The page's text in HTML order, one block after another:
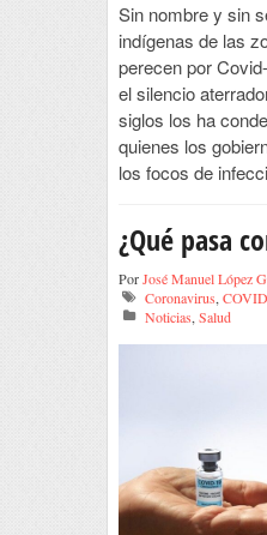
Sin nombre y sin
indígenas de las
perecen por
el silencio
siglos los ha
quienes los
los focos de
¿Qué pasa
PorJosé Manuel López
Coronavirus,
Noticias,Salud